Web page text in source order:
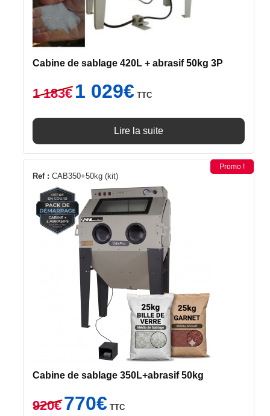
Cabine de sablage 420L + abrasif 50kg 3P
1 183€
Le
prix
183€.
1 029€prix
est :
029€.
TTC
Lire la suite
Ref : CAB350+50kg (kit)
Promo !
Cabine de sablage 350L+abrasif 50kg
920€
Le
prix
770€prix
TTC